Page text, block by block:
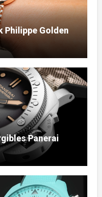
Philippe Golden
Panerai